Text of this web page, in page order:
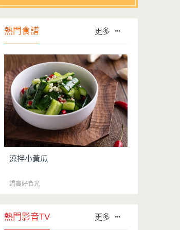
熱門食譜 更多
涼拌小黃瓜
鍋寶好食光
熱門影音TV 更多